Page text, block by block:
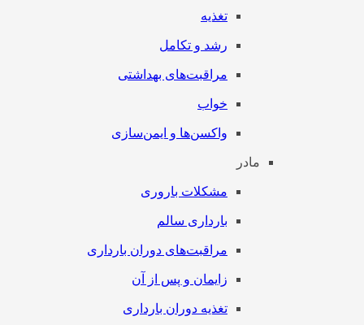
تغذیه
رشد و تکامل
مراقبت‌های بهداشتی
خواب
واکسن‌ها و ایمن‌سازی
مادر
مشکلات باروری
بارداری سالم
مراقبت‌های دوران بارداری
زایمان و پس از آن
تغذیه دوران بارداری